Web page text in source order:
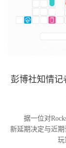
彭博社知情记
据一位对
新延期决定与近期
玩